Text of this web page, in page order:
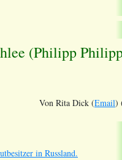
(Philipp
Von Rita Dick (Email)
in Russland.